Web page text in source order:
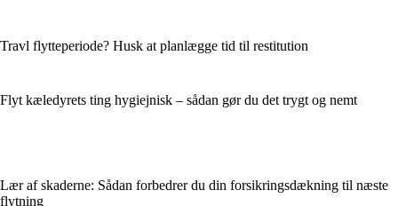
Travl flytteperiode? Husk at planlægge tid til restitution
Flyt kæledyrets ting hygiejnisk – sådan gør du det trygt og nemt
Lær af skaderne: Sådan forbedrer du din forsikringsdækning til næste
flytning